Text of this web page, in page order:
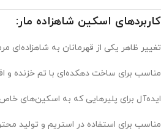
کاربردهای اسکین شاهزاده مار:
تغییر ظاهر یکی از قهرمانان به شاهزاده‌ای
مناسب برای ساخت دهکده‌ای با تم خزنده و
ایده‌آل برای پلیرهایی که به اسکین‌های
مناسب برای استفاده در استریم و تولید